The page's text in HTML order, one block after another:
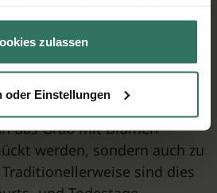
zulassen
oder Einstellungen
sehen bestimmte Richtlinien
werden muss. Können
Pflege nicht übernehmen,
eine Dauergrabpflege
in Frage. Nicht nur
das Grab mit Blumen
werden, sondern auch zu
sind dies